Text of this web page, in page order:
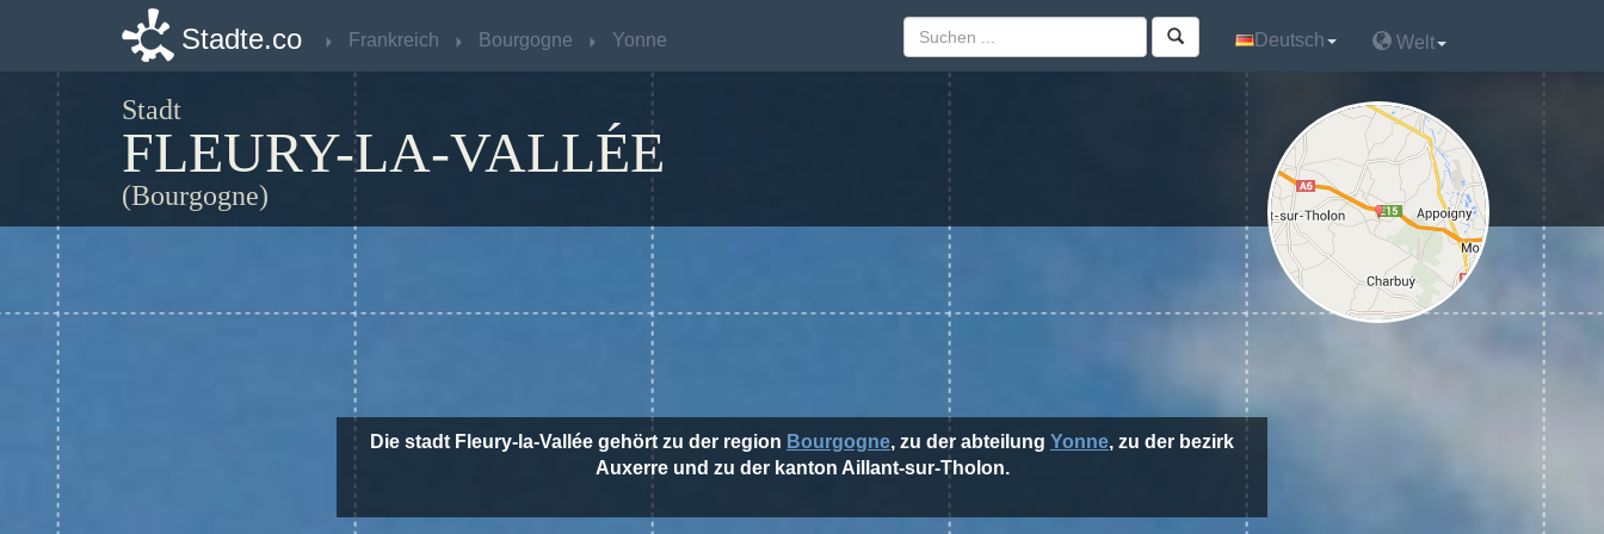
Stadte.co Frankreich Bourgogne Yonne Deutsch Welt
Stadt
FLEURY-LA-VALLÉE
(Bourgogne)
Die stadt Fleury-la-Vallée gehört zu der region Bourgogne, zu der abteilung Yonne, zu der bezirk
Auxerre und zu der kanton Aillant-sur-Tholon.
Stadte.co Frankreich Bourgogne Yonne Deutsch Welt